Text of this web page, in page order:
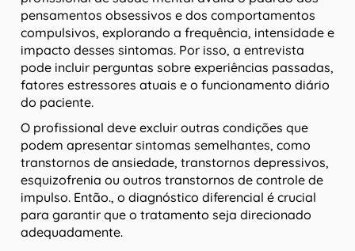
pensamentos obsessivos e dos comportamentos
compulsivos, explorando a frequência, intensidade e
impacto desses sintomas. Por isso, a entrevista
pode incluir perguntas sobre experiências passadas,
fatores estressores atuais e o funcionamento diário
do paciente.
O profissional deve excluir outras condições que
podem apresentar sintomas semelhantes, como
transtornos de ansiedade, transtornos depressivos,
esquizofrenia ou outros transtornos de controle de
impulso. Então., o diagnóstico diferencial é crucial
para garantir que o tratamento seja direcionado
adequadamente.